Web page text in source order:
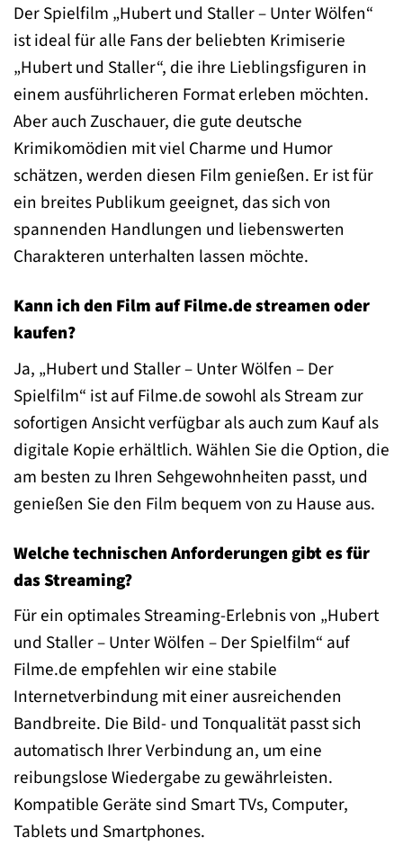
Der Spielfilm „Hubert und Staller – Unter Wölfen“
ist ideal für alle Fans der beliebten Krimiserie
„Hubert und Staller“, die ihre Lieblingsfiguren in
einem ausführlicheren Format erleben möchten.
Aber auch Zuschauer, die gute deutsche
Krimikomödien mit viel Charme und Humor
schätzen, werden diesen Film genießen. Er ist für
ein breites Publikum geeignet, das sich von
spannenden Handlungen und liebenswerten
Charakteren unterhalten lassen möchte.
Kann ich den Film auf Filme.de streamen oder
kaufen?
Ja, „Hubert und Staller – Unter Wölfen – Der
Spielfilm“ ist auf Filme.de sowohl als Stream zur
sofortigen Ansicht verfügbar als auch zum Kauf als
digitale Kopie erhältlich. Wählen Sie die Option, die
am besten zu Ihren Sehgewohnheiten passt, und
genießen Sie den Film bequem von zu Hause aus.
Welche technischen Anforderungen gibt es für
das Streaming?
Für ein optimales Streaming-Erlebnis von „Hubert
und Staller – Unter Wölfen – Der Spielfilm“ auf
Filme.de empfehlen wir eine stabile
Internetverbindung mit einer ausreichenden
Bandbreite. Die Bild- und Tonqualität passt sich
automatisch Ihrer Verbindung an, um eine
reibungslose Wiedergabe zu gewährleisten.
Kompatible Geräte sind Smart TVs, Computer,
Tablets und Smartphones.